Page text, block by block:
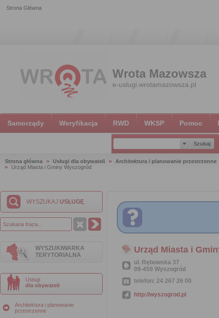
Strona Główna
Wrota Mazowsza
e-uslugi.wrotamazowsza.pl
Samorządy Weryfikacja RWD WKSP Pomoc
Strona główna Usługi dla obywateli
Architektura i planowanie przestrzenne
Urząd Miasta i Gminy Wyszogród
WYSZUKAJ USŁUGĘ
WYSZUKIWARKA
TERYTORIALNA
Usługi
dla obywateli
Architektura i planowanie
przestrzenne
Urząd Miasta i
ul. Rębowska 37
09-450 Wyszogród
telefon: 24 267 26 00
http://wyszogrod.pl